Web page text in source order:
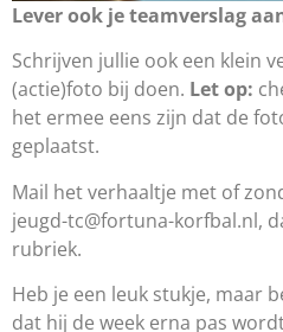
Lever ook je teamverslag
Schrijven jullie ook een klein
(actie)foto bij doen. Let op:
het ermee eens zijn dat de
geplaatst.
Mail het verhaaltje met of
jeugd-tc@fortuna-korfbal.nl,
rubriek.
Heb je een leuk stukje, maar
dat hij de week erna pas